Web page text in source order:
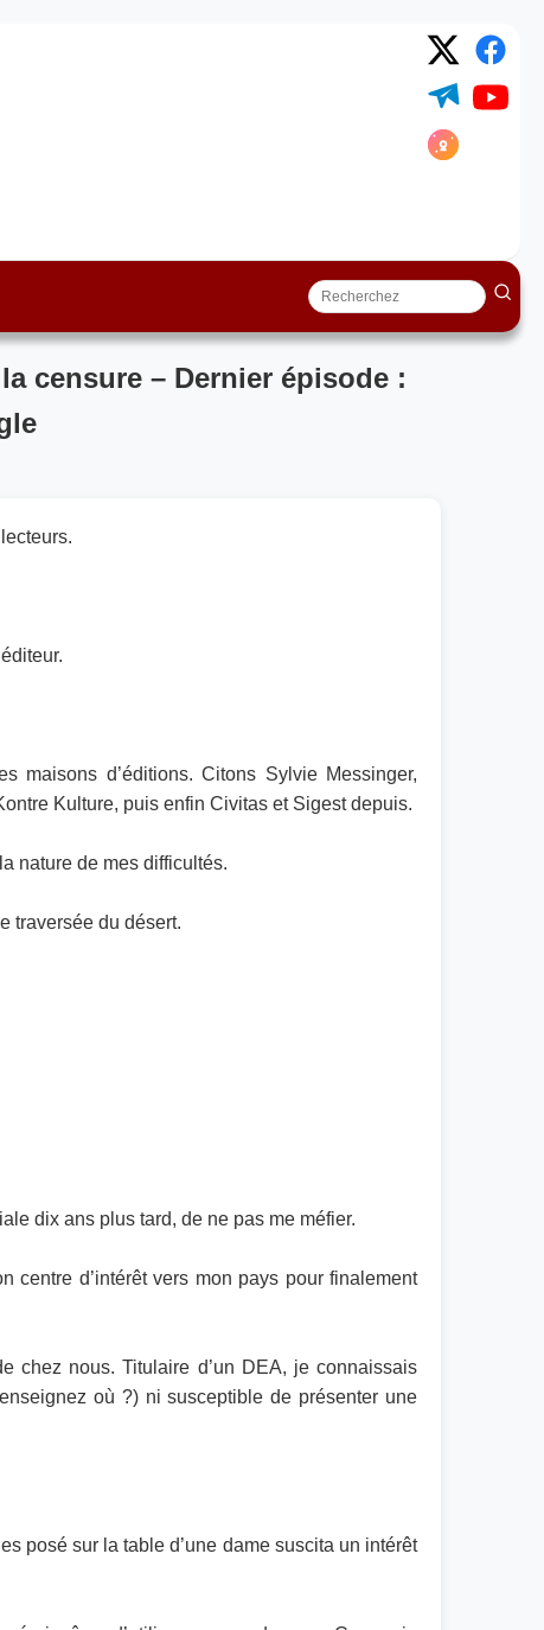
censure – Dernier épisode :
maisons d’éditions. Citons Sylvie Messinger,
Kulture, puis enfin Civitas et Sigest depuis.
nature de mes difficultés.
traversée du désert.
dix ans plus tard, de ne pas me méfier.
centre d’intérêt vers mon pays pour finalement
chez nous. Titulaire d’un DEA, je connaissais
où ?) ni susceptible de présenter une
posé sur la table d’une dame suscita un intérêt